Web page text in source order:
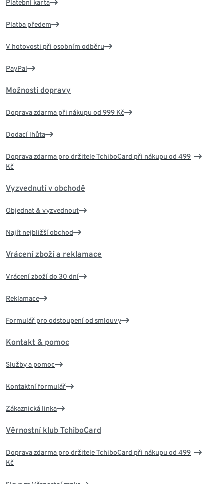
Platební karta
Platba předem
V hotovosti při osobním odběru
PayPal
Možnosti dopravy
Doprava zdarma při nákupu od 999 Kč
Dodací lhůta
Doprava zdarma pro držitele TchiboCard při nákupu od 499
Kč
Vyzvednutí v obchodě
Objednat & vyzvednout
Najít nejbližší obchod
Vrácení zboží a reklamace
Vrácení zboží do 30 dní
Reklamace
Formulář pro odstoupení od smlouvy
Kontakt & pomoc
Služby a pomoc
Kontaktní formulář
Zákaznická linka
Věrnostní klub TchiboCard
Doprava zdarma pro držitele TchiboCard při nákupu od 499
Kč